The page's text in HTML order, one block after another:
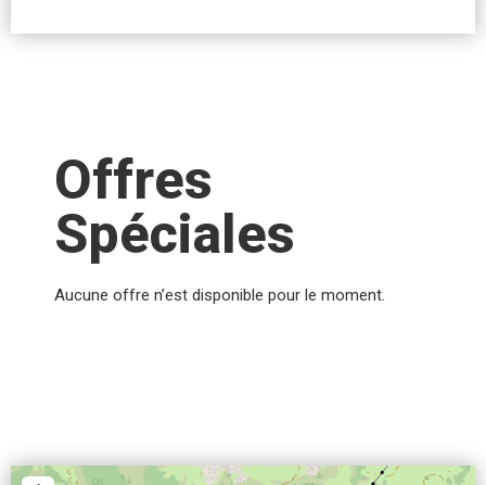
Offres
Spéciales
Aucune offre n’est disponible pour le moment.